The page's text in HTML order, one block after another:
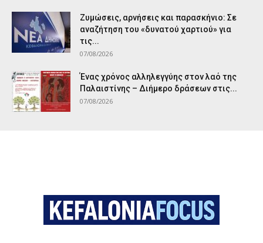
Ζυμώσεις, αρνήσεις και παρασκήνιο: Σε
αναζήτηση του «δυνατού χαρτιού» για
τις...
07/08/2026
Ένας χρόνος αλληλεγγύης στον λαό της
Παλαιστίνης – Διήμερο δράσεων στις...
07/08/2026